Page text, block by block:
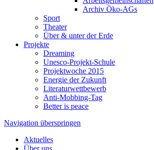
Archiv Öko-AGs
Sport
Theater
Über & unter der Erde
Projekte
Dreaming
Unesco-Projekt-Schule
Projektwoche 2015
Energie der Zukunft
Literaturwettbewerb
Anti-Mobbing-Tag
Better is peace
Navigation überspringen
Aktuelles